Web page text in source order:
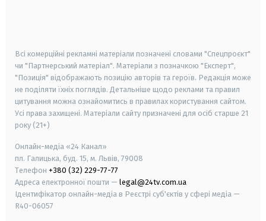
Всі комерційні рекламні матеріали позначені словами "Спецпроєкт"
чи "Партнерський матеріал". Матеріали з позначкою "Експерт",
"Позиція" відображають позицію авторів та героїв. Редакція може
не поділяти їхніх поглядів. Детальніше щодо реклами та правил
цитування можна ознайомитись в правилах користування сайтом.
Усі права захищені. Матеріали сайту призначені для осіб старше 21
року (21+)
Онлайн-медіа «24 Канал»
пл. Галицька, буд. 15, м. Львів, 79008
Телефон +380 (32) 229-77-77
Адреса електронної пошти — legal@24tv.com.ua
Ідентифікатор онлайн-медіа в Реєстрі суб'єктів у сфері медіа —
R40-06057